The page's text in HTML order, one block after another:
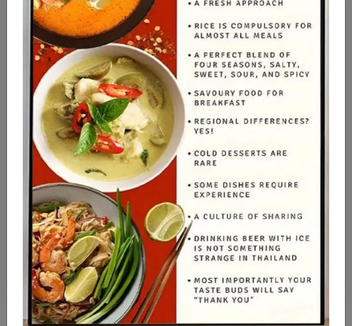
Buddha in Thai Culture
De meeste Thai zijn boeddhist, en ze
brengen vaak kleine offers naar de
tempel (wat) voor Boeddha, ofPhra
Phuttha(พระพุทธ). Deze offers zijn
eenvoudig maar betekenisvol — vers fruit,
jasmijnbloemen, rijst of een eenvoudige curry, met
zorg bereid.
Thaise curry (kaeng) is één van de meest geliefde
gerechten om te delen, omdat het warmte en
geborgenheid symboliseert. De mix van pittig, romig
en kruidig doet veel Thai denken aan familie en
rustige dagen na een tempelbezoek.
Dus als je hier bij ons in Amsterdam West een kom
curry eet, proef je eigenlijk ook een beetje van die
Thaise vriendelijkheid en rust.